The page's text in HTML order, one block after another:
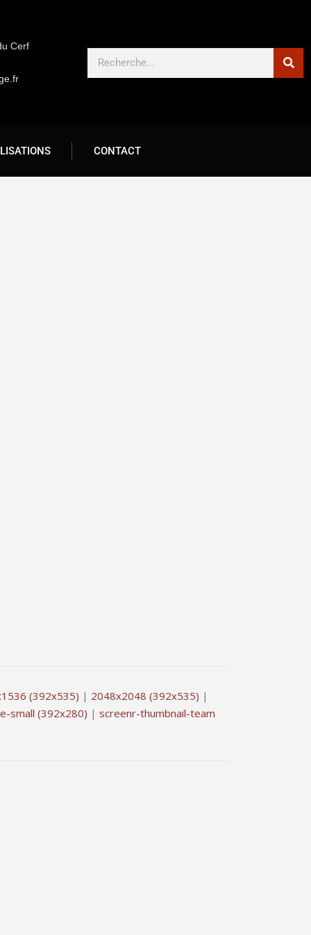
Cerf
CONTACT
(392x535) | 2048x2048 (392x535) |
small (392x280) | screenr-thumbnail-team